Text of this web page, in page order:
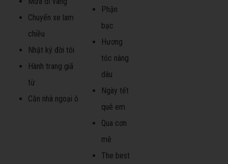
Chuyến xe lam
chiều
Nhật ký đời tôi
Hành trang giã
từ
Căn nhà ngoại ô
Phận
bạc
Hương
tóc nàng
dâu
Ngày tết
quê em
Qua cơn
mê
The best